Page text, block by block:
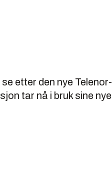
etter den nye Telenor-
tar nå i bruk sine nye